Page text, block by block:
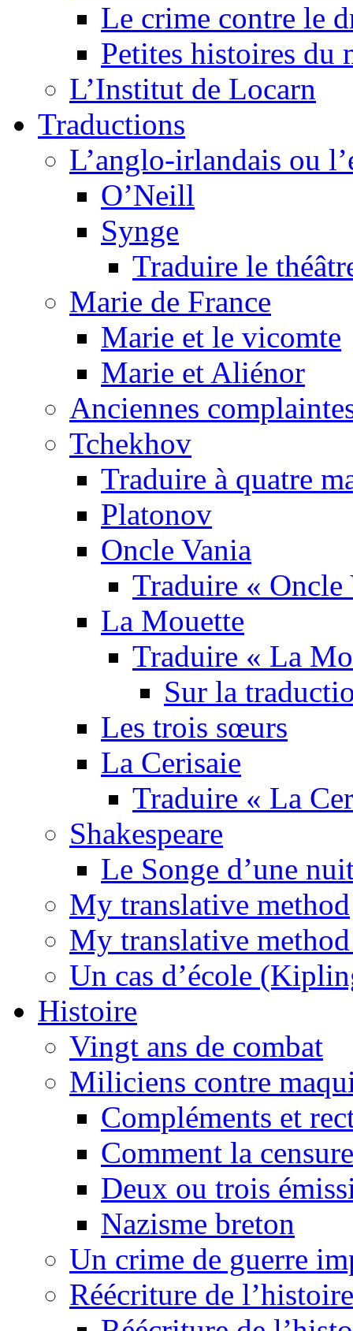
Le crime contre le
Petites histoires du
L’Institut de Locarn
Traductions
L’anglo-irlandais ou
O’Neill
Synge
Traduire le
Marie de France
Marie et le vicomte
Marie et Aliénor
Anciennes
Tchekhov
Traduire à quatre
Platonov
Oncle Vania
Traduire « Oncle
La Mouette
Traduire « La
Sur la
Les trois sœurs
La Cerisaie
Traduire « La
Shakespeare
Le Songe d’une
My translative method
My translative
Un cas d’école
Histoire
Vingt ans de combat
Miliciens contre
Compléments et
Comment la
Deux ou trois
Nazisme breton
Un crime de guerre
Réécriture de